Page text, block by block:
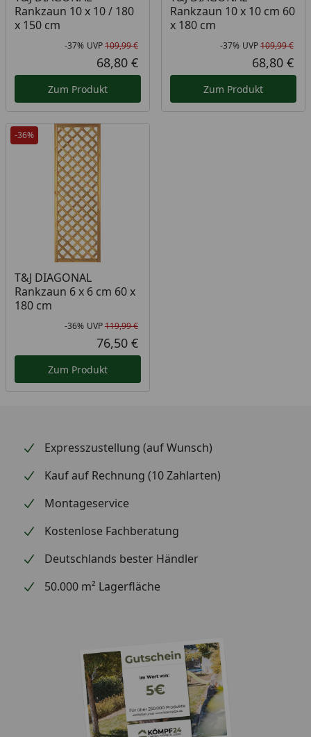
Rankzaun 10 x 10 / 180
x 150 cm
Rabatt in Prozent
-37%
Ursprünglicher Preis
UVP109,99 €
Aktueller Preis
68,80 €
Zum Produkt
Rankzaun 10 x 10 cm 60
x 180 cm
-37% UVP109,99 €
68,80 €
Zum Produkt
-36%
T&J DIAGONAL
Rankzaun 6 x 6 cm 60 x
180 cm
Rabatt in Prozent
-36%
Ursprünglicher Preis
UVP119,99 €
Aktueller Preis
76,50 €
Zum Produkt
Expresszustellung (auf Wunsch)
Kauf auf Rechnung (10 Zahlarten)
Montageservice
Kostenlose Fachberatung
Deutschlands bester Händler
50.000 m² Lagerfläche